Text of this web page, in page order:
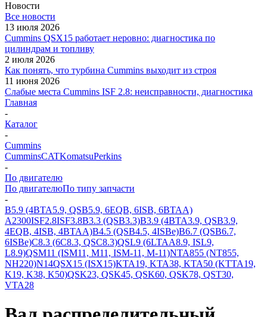
Новости
Все новости
13 июля 2026
Cummins QSX15 работает неровно: диагностика по
цилиндрам и топливу
2 июля 2026
Как понять, что турбина Cummins выходит из строя
11 июня 2026
Слабые места Cummins ISF 2.8: неисправности, диагностика
Главная
-
Каталог
-
Cummins
CumminsCATKomatsuPerkins
-
По двигателю
По двигателюПо типу запчасти
-
B5.9 (4BTA5.9, QSB5.9, 6EQB, 6ISB, 6BTAA)
A2300ISF2.8ISF3.8B3.3 (QSB3.3)B3.9 (4BTA3.9, QSB3.9,
4EQB, 4ISB, 4BTAA)B4.5 (QSB4.5, 4ISBe)B6.7 (QSB6.7,
6ISBe)C8.3 (6C8.3, QSC8.3)QSL9 (6LTAA8.9, ISL9,
L8.9)QSM11 (ISM11, M11, ISM-11, M-11)NTA855 (NT855,
NH220)N14QSX15 (ISX15)KTA19, KTA38, KTA50 (KTTA19,
K19, K38, K50)QSK23, QSK45, QSK60, QSK78, QST30,
VTA28